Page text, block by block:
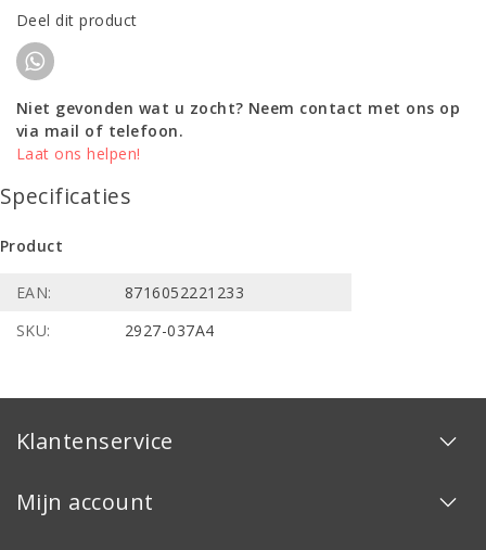
Deel dit product
Niet gevonden wat u zocht? Neem contact met ons op
via mail of telefoon.
Laat ons helpen!
Specificaties
Product
EAN:
8716052221233
SKU:
2927-037A4
Klantenservice
Mijn account